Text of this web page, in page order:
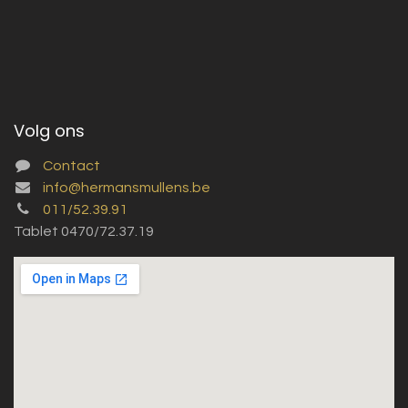
Volg ons
Contact
info@hermansmullens.be
011/52.39.91
Tablet 0470/72.37.19